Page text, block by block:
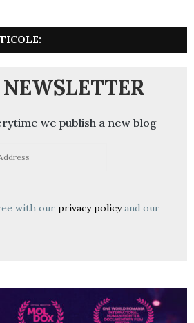
we publish a new blog
with our privacy policyand our